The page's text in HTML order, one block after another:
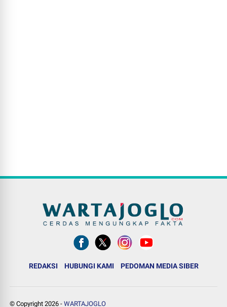
REDAKSI HUBUNGI KAMI PEDOMAN MEDIA SIBER
© Copyright2026 -WARTAJOGLO